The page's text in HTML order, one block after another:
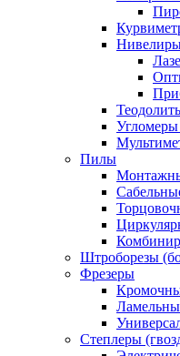
Пилы
Штроборезы
Фрезеры
Степлеры